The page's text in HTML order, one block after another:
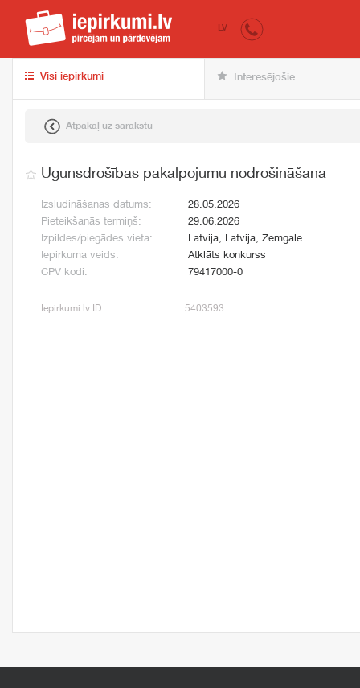
iepirkumi.lv
LV
Visi iepirkumi Interesējošie
Atpakaļ uz sarakstu
Ugunsdrošības pakalpojumu nodrošināšana
Izsludināšanas datums:
28.05.2026
Pieteikšanās termiņš:
29.06.2026
Izpildes/piegādes vieta:
Latvija, Latvija, Zemgale
Iepirkuma veids:
Atklāts konkurss
CPV kodi:
79417000-0
Iepirkumi.lv ID: 5403593